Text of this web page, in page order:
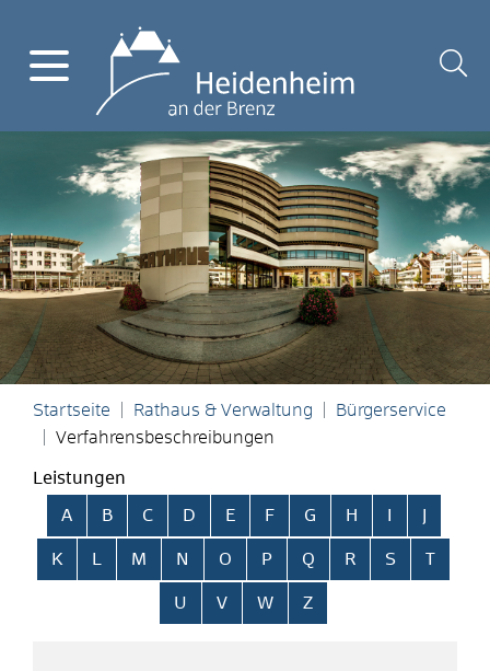
Startseite Rathaus & Verwaltung
Bürgerservice
Verfahrensbeschreibungen
Leistungen
Alphabetisches Register überspringen
A B C D E F G H
K L M N O P Q R S T
U V W Z